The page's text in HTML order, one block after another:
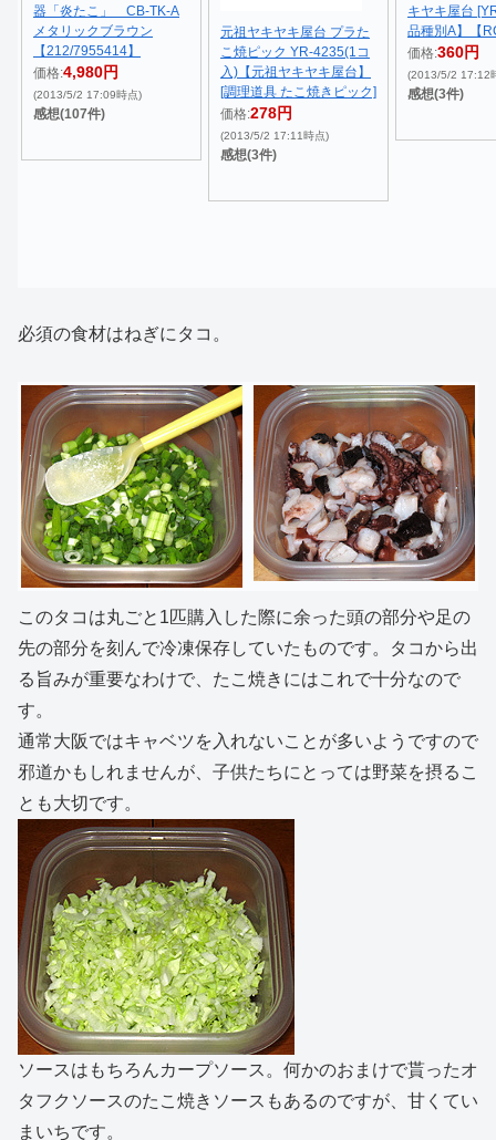
器「炎たこ」 CB-TK-A
メタリックブラウン
【212/7955414】
価格:4,980円
(2013/5/2 17:09時点)
感想(107件)
元祖ヤキヤキ屋台 プラた
こ焼ピック YR-4235(1コ
入)【元祖ヤキヤキ屋台】
[調理道具 たこ焼きピック]
価格:278円
(2013/5/2 17:11時点)
感想(3件)
キヤキ屋台
品種別A】【
価格:360円
(2013/5/2 17:12
感想(3件)
必須の食材はねぎにタコ。
このタコは丸ごと1匹購入した際に余った頭の部分や足の
先の部分を刻んで冷凍保存していたものです。タコから出
る旨みが重要なわけで、たこ焼きにはこれで十分なので
す。
通常大阪ではキャベツを入れないことが多いようですので
邪道かもしれませんが、子供たちにとっては野菜を摂るこ
とも大切です。
ソースはもちろんカープソース。何かのおまけで貰ったオ
タフクソースのたこ焼きソースもあるのですが、甘くてい
まいちです。